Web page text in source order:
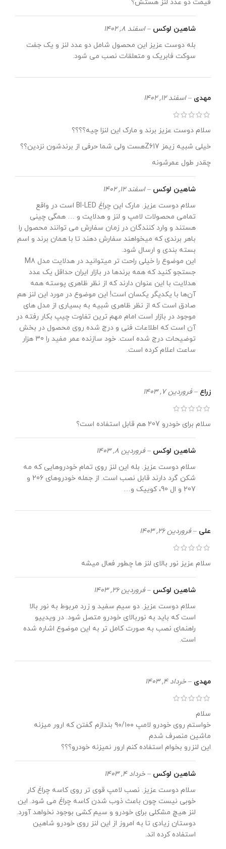
قیمت دو عدد لنز هستش؟
شاهین لوکس – اسفند 8, 1402
بله دوست عزیز این محصول شامل دو عدد لنز و یک جفت
سوکت فابریک و متعلقات نصب می شود.
مهدی – اسفند 12, 1402
سلام دوست عزیز برند و مارک این لنزا چیه؟؟؟؟
خیلی شبیه زیمز Z617هست ولی شما حرفی از برندشون نزدین؟؟
چقدر طول عمرشونه
شاهین لوکس – اسفند 12, 1402
سلام دوست عزیز. مارک این چراغ BI-LED است در واقع
تمامی محصولات لامپ و لنز و هدلایت و … همگی چینی
هستند و وارد کنندگان در زمان سفارش می توانند محصول را
باهر برندی که میخواهند سفارش دهند تا با همان برند و اسم
بسته بندی و ارسال شود.
این موضوع را خیلی راحت تر میتوانید در هدلایت مدل M8
جستجو کنید که همه برندها در بازار ایران حداقل یک عدد
هدلایت با این عنوان دارند که از نظر ظاهری پوسته همه
آن‌ها با یکدیگر یکسان است! این موضوع در مورد این لنز هم
صادق است که از نظر ظاهری شبیه به بسیاری از مدل های
موجود در بازار است امام مهم ترین تفاوت چیپ بکار رفته در
آن است که اطلاعات فنی و درج شده روی محصول در بخش
توضیحات درج شده است. خود سازنده عمر مفید را 30 هزار
ساعت اعلام کرده است.
زراع – فروردین 7, 1403
سلام برای خودرو 207 هم قابل استفاده است؟
شاهین لوکس – فروردین 8, 1403
سلام دوست عزیز. بله این لنز روی تمام خودروهایی که مه
شکن گرد دارند قابل نصب است. از جمله خودروهای 206 و
207 و ال 90، کوییک و…
علی – فروردین 26, 1403
سلام عزیز نور بالای لنز ها چطور فعال میشه
شاهین لوکس – فروردین 26, 1403
سلام دوست عزیز. دو سیم سفید و زرد مربوط به نور بالا
است که باید به نوربالای خودرو متصل شود. در ویدییو
راهنمای نصب به صورت کامل تر به این موضوع اشاره شده
است.
مهدی – خرداد 4, 1403
سلام
خواستم روی خودرو لامپ ۹۰/۱۰۰ بندازم گفتن که ارور میزنه
ماشین منصرف شدم
این لنزرو بخوام استفاده کنم ارور نمیزنه خودرو؟؟؟
شاهین لوکس – خرداد 4, 1403
سلام دوست عزیز. نصب لامپ قوی تر روی کاسه چراغ کار
خوبی نیست چون باعث ذوب شدن کاسه چراغ می شود. این
لنز هیچ مشکلی برای خودرو و سیم کشی بوجود نخواهد آورد.
دوستان زیادی تا به امروز از این لنز روی خودرو شاهین
استفاده کرده اند.